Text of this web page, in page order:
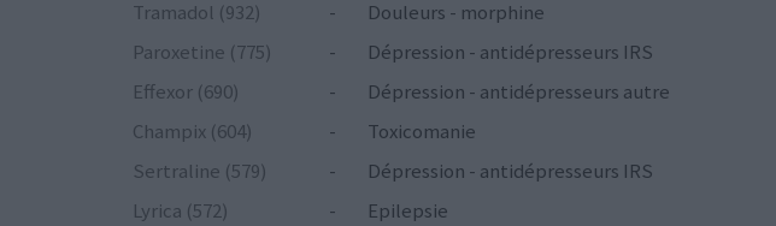
Tramadol (932)
-
Douleurs - morphine
Paroxetine (775)
-
Dépression - antidépresseurs IRS
Effexor (690)
-
Dépression - antidépresseurs autre
Champix (604)
-
Toxicomanie
Sertraline (579)
-
Dépression - antidépresseurs IRS
Lyrica (572)
-
Epilepsie